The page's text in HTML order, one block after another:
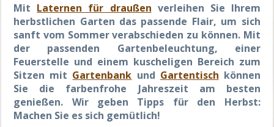
Mit Laternen für draußen verleihen Sie Ihrem
herbstlichen Garten das passende Flair, um sich
sanft vom Sommer verabschieden zu können. Mit
der passenden Gartenbeleuchtung, einer
Feuerstelle und einem kuscheligen Bereich zum
Sitzen mit Gartenbank und Gartentisch können
Sie die farbenfrohe Jahreszeit am besten
genießen. Wir geben Tipps für den Herbst:
Machen Sie es sich gemütlich!